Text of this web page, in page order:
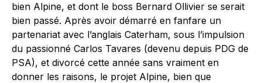
bien Alpine, et dont le boss Bernard Ollivier se serait
bien passé. Après avoir démarré en fanfare un
partenariat avec l’anglais Caterham, sous l’impulsion
du passionné Carlos Tavares (devenu depuis PDG de
PSA), et divorcé cette année sans vraiment en
donner les raisons, le projet Alpine, bien que